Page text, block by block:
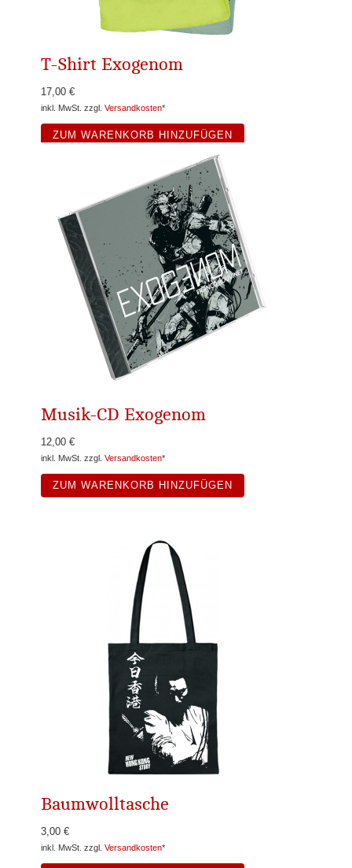
T-Shirt Exogenom
17,00 €
inkl. MwSt. zzgl. Versandkosten*
ZUM WARENKORB HINZUFÜGEN
Musik-CD Exogenom
12,00 €
inkl. MwSt. zzgl. Versandkosten*
ZUM WARENKORB HINZUFÜGEN
Baumwolltasche
3,00 €
inkl. MwSt. zzgl. Versandkosten*